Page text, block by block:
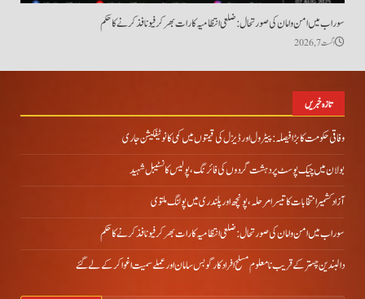
سوراب میں امن و امان کی صورتحال: ضلعی انتظامیہ کا رات بھر کرفیو نافذ کرنے کا حکم
اگست 7, 2026
تازہ خبریں
وفاقی حکومت کا بڑا فیصلہ: پیٹرول اور ڈیزل کی قیمتوں میں کمی کا نوٹیفکیشن جاری
بولان میں چیک پوسٹ پر دہشت گردوں کی فائرنگ، پولیس کانسٹیبل شہید
آزاد کشمیر انتخابات کا تیسرا مرحلہ، پونچھ اور پلندری میں پولنگ ملتوی
سوراب میں امن و امان کی صورتحال: ضلعی انتظامیہ کا رات بھر کرفیو نافذ کرنے کا حکم
دالبندین چہتر کے قریب نامعلوم مسلح افراد کارگو بس سامان اور عملے سمیت اغوا کر کے لے گئے